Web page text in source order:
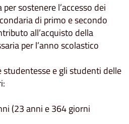
sostenere l’accesso dei
di primo e secondo
all’acquisto della
per l’anno scolastico
e gli studenti delle
(23 anni e 364 giorni